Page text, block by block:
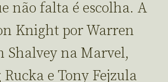
não falta é escolha. A
Knight por Warren
Shalvey na Marvel,
e Tony Fejzula